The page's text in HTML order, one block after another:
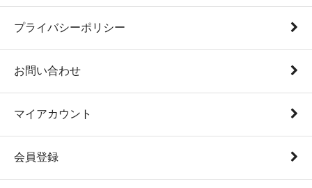
プライバシーポリシー
お問い合わせ
マイアカウント
会員登録